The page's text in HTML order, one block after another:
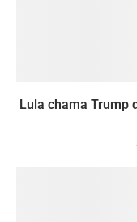
Lula chama Trump